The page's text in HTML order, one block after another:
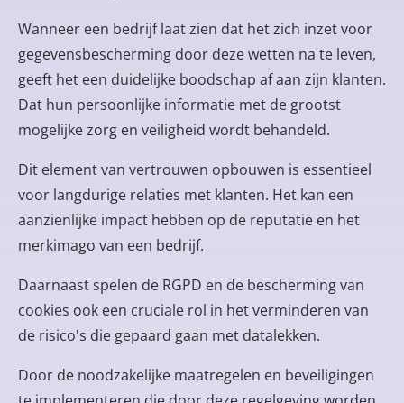
Wanneer een bedrijf laat zien dat het zich inzet voor
gegevensbescherming door deze wetten na te leven,
geeft het een duidelijke boodschap af aan zijn klanten.
Dat hun persoonlijke informatie met de grootst
mogelijke zorg en veiligheid wordt behandeld.
Dit element van vertrouwen opbouwen is essentieel
voor langdurige relaties met klanten. Het kan een
aanzienlijke impact hebben op de reputatie en het
merkimago van een bedrijf.
Daarnaast spelen de RGPD en de bescherming van
cookies ook een cruciale rol in het verminderen van
de risico's die gepaard gaan met datalekken.
Door de noodzakelijke maatregelen en beveiligingen